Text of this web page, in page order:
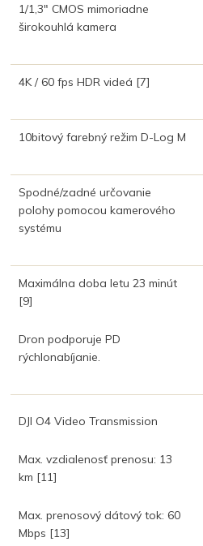
1/1,3″ CMOS mimoriadne
širokouhlá kamera
4K / 60 fps HDR videá [7]
10bitový farebný režim D-Log M
Spodné/zadné určovanie
polohy pomocou kamerového
systému
Maximálna doba letu 23 minút
[9]
Dron podporuje PD
rýchlonabíjanie.
DJI O4 Video Transmission
Max. vzdialenosť prenosu: 13
km [11]
Max. prenosový dátový tok: 60
Mbps [13]